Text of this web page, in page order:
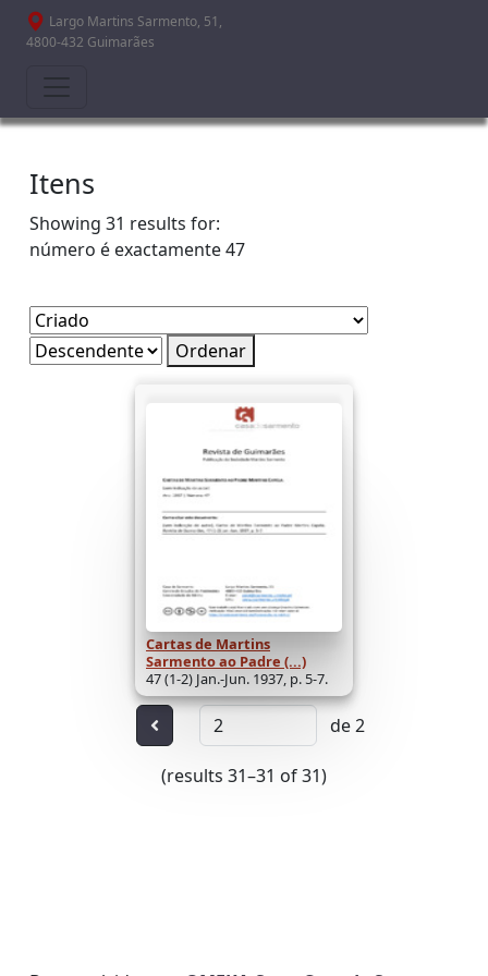
Passar para o conteúdo principal
Largo Martins Sarmento, 51,
4800-432 Guimarães
Itens
Showing 31 results for:
número é exactamente47
Ordenar
Cartas de Martins
Sarmento ao Padre (...)
47 (1-2) Jan.-Jun. 1937, p. 5-7.
Anterior de 2
(results 31–31 of 31)